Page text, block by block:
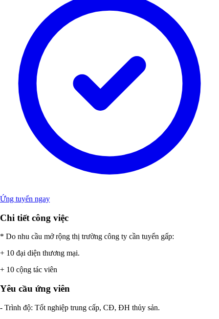
Ứng tuyển ngay
Chi tiết công việc
* Do nhu cầu mở rộng thị trường công ty cần tuyển gấp:
+ 10 đại diện thương mại.
+ 10 cộng tác viên
Yêu cầu ứng viên
- Trình độ: Tốt nghiệp trung cấp, CĐ, ĐH thủy sản.